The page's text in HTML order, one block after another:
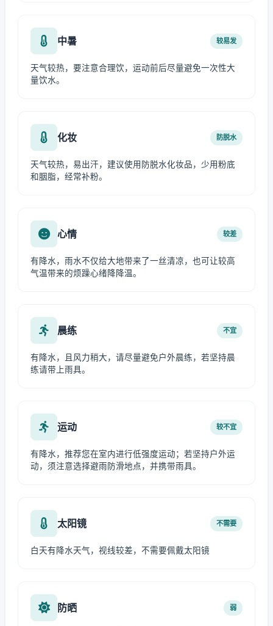
中暑 较易发
天气较热，要注意合理饮，运动前后尽量避免一次性大
量饮水。
化妆 防脱水
天气较热，易出汗，建议使用防脱水化妆品，少用粉底
和胭脂，经常补粉。
心情 较差
有降水，雨水不仅给大地带来了一丝清凉，也可让较高
气温带来的烦躁心绪降降温。
晨练 不宜
有降水，且风力稍大，请尽量避免户外晨练，若坚持晨
练请带上雨具。
运动 较不宜
有降水，推荐您在室内进行低强度运动；若坚持户外运
动，须注意选择避雨防滑地点，并携带雨具。
太阳镜 不需要
白天有降水天气，视线较差，不需要佩戴太阳镜
防晒 弱